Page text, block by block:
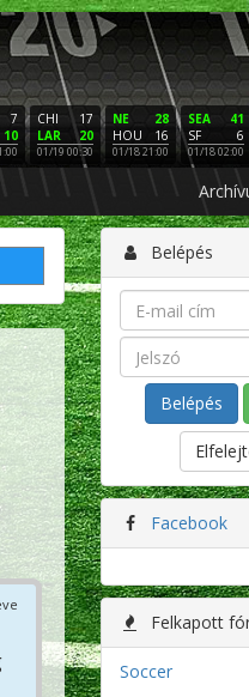
7
10
17
CHI
20
LAR
01/19 00:30
28
NE
16
HOU
01/18 21:00
41
SEA
6
SF
01/18 02:00
Belépés
Facebook
Felkapott
Soccer